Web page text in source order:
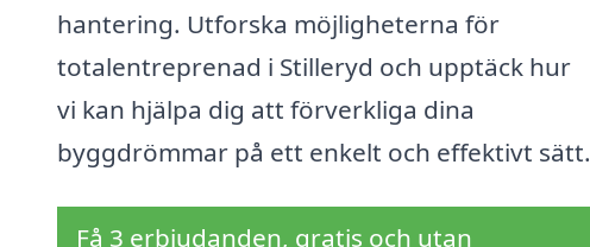
hantering. Utforska möjligheterna för
totalentreprenad i Stilleryd och upptäck hur
vi kan hjälpa dig att förverkliga dina
byggdrömmar på ett enkelt och effektivt sätt.
Få 3 erbjudanden, gratis och utan